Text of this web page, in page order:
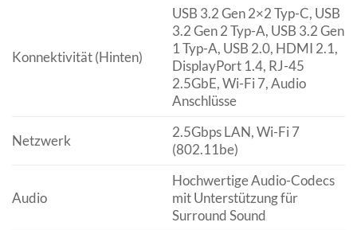
Konnektivität (Hinten)
USB 3.2 Gen 2×2 Typ-C, USB
3.2 Gen 2 Typ-A, USB 3.2 Gen
1 Typ-A, USB 2.0, HDMI 2.1,
DisplayPort 1.4, RJ-45
2.5GbE, Wi-Fi 7, Audio
Anschlüsse
Netzwerk
2.5Gbps LAN, Wi-Fi 7
(802.11be)
Audio
Hochwertige Audio-Codecs
mit Unterstützung für
Surround Sound